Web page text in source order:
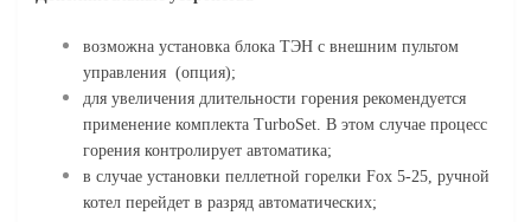
возможна установка блока ТЭН с внешним пультом
управления (опция);
для увеличения длительности горения рекомендуется
применение комплекта TurboSet. В этом случае процесс
горения контролирует автоматика;
в случае установки пеллетной горелки Fox 5-25, ручной
котел перейдет в разряд автоматических;